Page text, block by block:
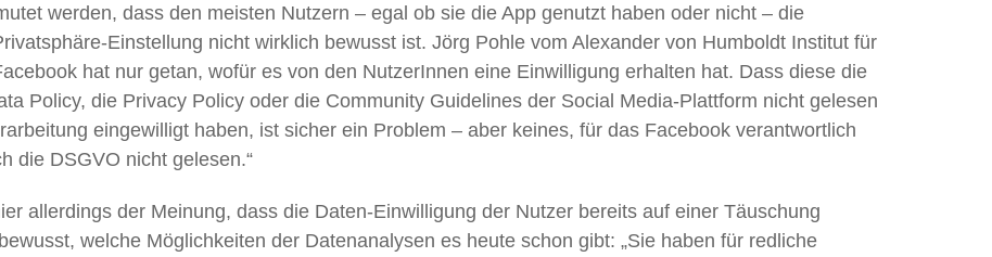
werden, dass den meisten Nutzern – egal ob sie die App genutzt haben oder nicht – die
Einstellung nicht wirklich bewusst ist. Jörg Pohle vom Alexander von Humboldt Institut für
hat nur getan, wofür es von den NutzerInnen eine Einwilligung erhalten hat. Dass diese die
Policy, die Privacy Policy oder die Community Guidelines der Social Media-Plattform nicht gelesen
eingewilligt haben, ist sicher ein Problem – aber keines, für das Facebook verantwortlich
die DSGVO nicht gelesen.“
allerdings der Meinung, dass die Daten-Einwilligung der Nutzer bereits auf einer Täuschung
welche Möglichkeiten der Datenanalysen es heute schon gibt: „Sie haben für redliche